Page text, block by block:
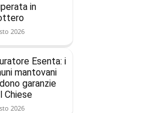
in
2026
Esenta: i
mantovani
garanzie
Chiese
2026